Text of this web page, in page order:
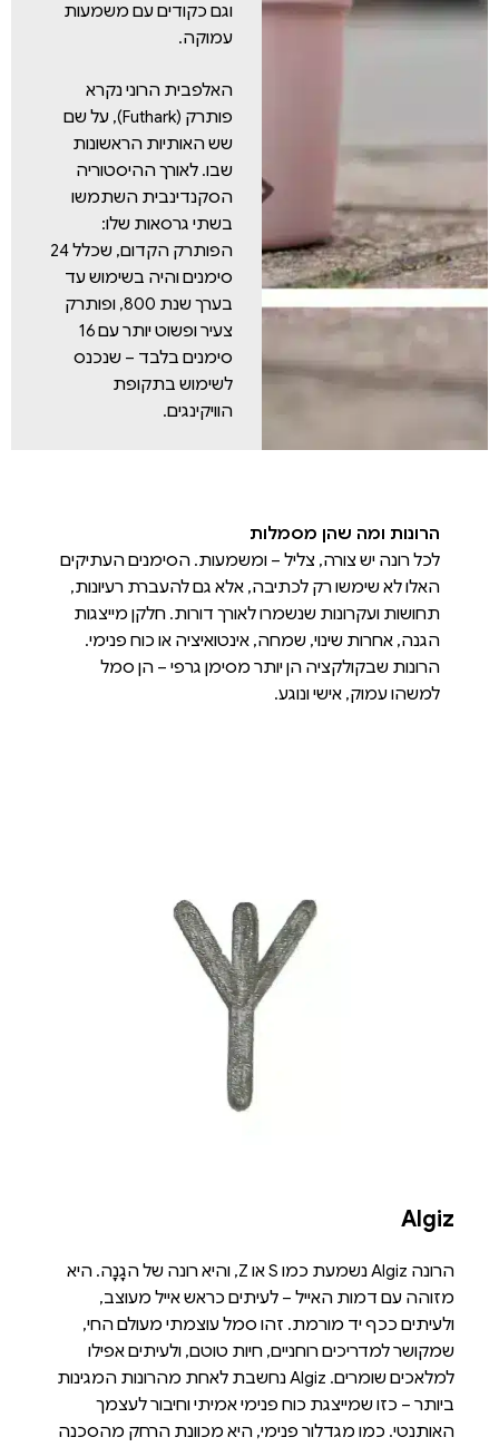
וגם כקודים עם משמעות
עמוקה.
האלפבית הרוני נקרא
פותרק (Futhark), על שם
שש האותיות הראשונות
שבו. לאורך ההיסטוריה
הסקנדינבית השתמשו
בשתי גרסאות שלו:
הפותרק הקדום, שכלל 24
סימנים והיה בשימוש עד
בערך שנת 800, ופותרק
צעיר ופשוט יותר עם 16
סימנים בלבד – שנכנס
לשימוש בתקופת
הוויקינגים.
הרונות ומה שהן מסמלות
לכל רונה יש צורה, צליל – ומשמעות. הסימנים העתיקים
האלו לא שימשו רק לכתיבה, אלא גם להעברת רעיונות,
תחושות ועקרונות שנשמרו לאורך דורות. חלקן מייצגות
הגנה, אחרות שינוי, שמחה, אינטואיציה או כוח פנימי.
הרונות שבקולקציה הן יותר מסימן גרפי – הן סמל
למשהו עמוק, אישי ונוגע.
Algiz
הרונה Algiz נשמעת כמו S או Z, והיא רונה של הגָנָה. היא
מזוהה עם דמות האייל – לעיתים כראש אייל מעוצב,
ולעיתים ככף יד מורמת. זהו סמל עוצמתי מעולם החי,
שמקושר למדריכים רוחניים, חיות טוטם, ולעיתים אפילו
למלאכים שומרים. Algiz נחשבת לאחת מהרונות המגינות
ביותר – כזו שמייצגת כוח פנימי אמיתי וחיבור לעצמך
האותנטי. כמו מגדלור פנימי, היא מכוונת הרחק מהסכנה